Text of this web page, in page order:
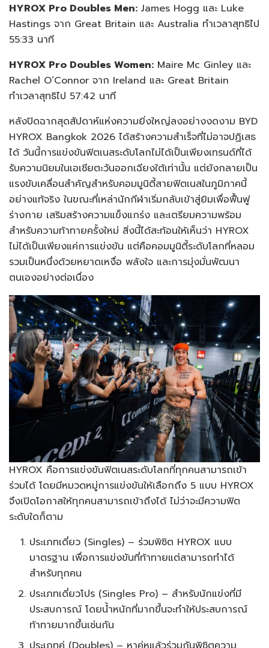
HYROX Pro Doubles Men: James Hogg และ Luke
Hastings จาก Great Britain และ Australia ทำเวลาสุทธิไป
55:33 นาที
HYROX Pro Doubles Women: Maire Mc Ginley และ
Rachel O’Connor จาก Ireland และ Great Britain
ทำเวลาสุทธิไป 57:42 นาที
หลังปิดฉากสุดสัปดาห์แห่งความยิ่งใหญ่ลงอย่างงดงาม BYD
HYROX Bangkok 2026 ได้สร้างความสำเร็จที่ไม่อาจปฏิเสธ
ได้ วันนี้การแข่งขันฟิตเนสระดับโลกไม่ได้เป็นเพียงเทรนด์ที่ได้
รับความนิยมในเอเชียตะวันออกเฉียงใต้เท่านั้น แต่ยังกลายเป็น
แรงขับเคลื่อนสำคัญสำหรับคอมมูนิตี้สายฟิตเนสในภูมิภาคนี้
อย่างแท้จริง ในขณะที่เหล่านักกีฬาเริ่มกลับเข้าสู่ยิมเพื่อฟื้นฟู
ร่างกาย เสริมสร้างความแข็งแกร่ง และเตรียมความพร้อม
สำหรับความท้าทายครั้งใหม่ สิ่งนี้ได้สะท้อนให้เห็นว่า HYROX
ไม่ได้เป็นเพียงแค่การแข่งขัน แต่คือคอมมูนิตี้ระดับโลกที่หลอม
รวมเป็นหนึ่งด้วยหยาดเหงื่อ พลังใจ และการมุ่งมั่นพัฒนา
ตนเองอย่างต่อเนื่อง
HYROX คือการแข่งขันฟิตเนสระดับโลกที่ทุกคนสามารถเข้า
ร่วมได้ โดยมีหมวดหมู่การแข่งขันให้เลือกถึง 5 แบบ HYROX
จึงเปิดโอกาสให้ทุกคนสามารถเข้าถึงได้ ไม่ว่าจะมีความฟิต
ระดับใดก็ตาม
ประเภทเดี่ยว (Singles) – ร่วมพิชิต HYROX แบบ
มาตรฐาน เพื่อการแข่งขันที่ท้าทายแต่สามารถทำได้
สำหรับทุกคน
ประเภทเดี่ยวโปร (Singles Pro) – สำหรับนักแข่งที่มี
ประสบการณ์ โดยน้ำหนักที่มากขึ้นจะทำให้ประสบการณ์
ท้าทายมากขึ้นเช่นกัน